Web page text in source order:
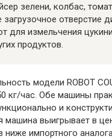
зелени, колбас,
загрузочное отверстие
для измельчения
продуктов.
модели ROBOT
кг/час. Обе машины
и
машина выигрывает в
ниже импортного